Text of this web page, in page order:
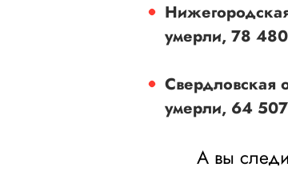
умерли, 78
Свердловская
умерли, 64
А вы